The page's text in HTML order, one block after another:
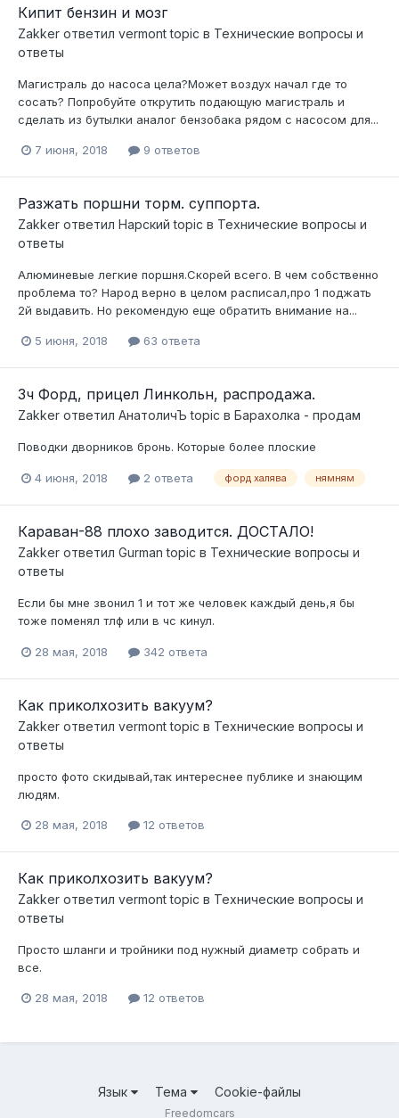
Кипит бензин и мозг
Zakker ответил vermonttopic в Технические вопросы и
ответы
Магистраль до насоса цела?Может воздух начал где то
сосать? Попробуйте открутить подающую магистраль и
сделать из бутылки аналог бензобака рядом с насосом для...
7 июня, 2018 9 ответов
Разжать поршни торм. суппорта.
Zakker ответил Нарский topic в Технические вопросы и
ответы
Алюминевые легкие поршня.Скорей всего. В чем собственно
проблема то? Народ верно в целом расписал,про 1 поджать
2й выдавить. Но рекомендую еще обратить внимание на...
5 июня, 2018 63 ответа
Зч Форд, прицел Линкольн, распродажа.
Zakker ответил АнатоличЪ topic в Барахолка - продам
Поводки дворников бронь. Которые более плоские
4 июня, 2018 2 ответа форд халява нямням
Караван-88 плохо заводится. ДОСТАЛО!
Zakker ответил Gurman topic в Технические вопросы и
ответы
Если бы мне звонил 1 и тот же человек каждый день,я бы
тоже поменял тлф или в чс кинул.
28 мая, 2018 342 ответа
Как приколхозить вакуум?
Zakker ответил vermonttopic в Технические вопросы и
ответы
просто фото скидывай,так интереснее публике и знающим
людям.
28 мая, 2018 12 ответов
Как приколхозить вакуум?
Zakker ответил vermonttopic в Технические вопросы и
ответы
Просто шланги и тройники под нужный диаметр собрать и
все.
28 мая, 2018 12 ответов
Язык Тема Cookie-файлы
Freedomcars